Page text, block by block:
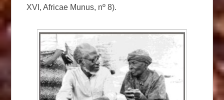
XVI, Africae Munus, nº 8).